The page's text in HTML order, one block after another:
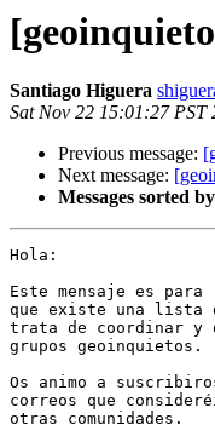
Santiago Higuera
Sat Nov 22 15:01:27 PST
Previous message:
Next message:
Messages sorted
Hola:
Este mensaje es
que existe una lista
trata de coordinar y
grupos geoinquietos.
Os animo a
correos que
otras comunidades.